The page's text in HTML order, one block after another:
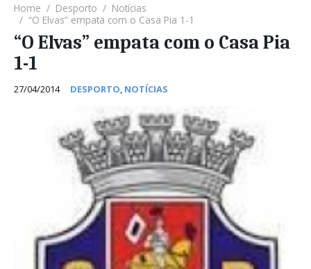
Home Desporto
Notícias
“O Elvas” empata com o Casa Pia 1-1
“O Elvas” empata com o Casa Pia
1-1
27/04/2014 DESPORTO, NOTÍCIAS